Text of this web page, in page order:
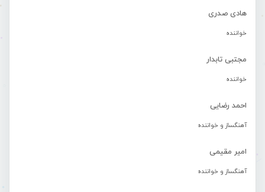
هادی صدری
خواننده
مجتبی تابدار
خواننده
احمد رضایی
آهنگساز و خواننده
امیر مقیمی
آهنگساز و خواننده